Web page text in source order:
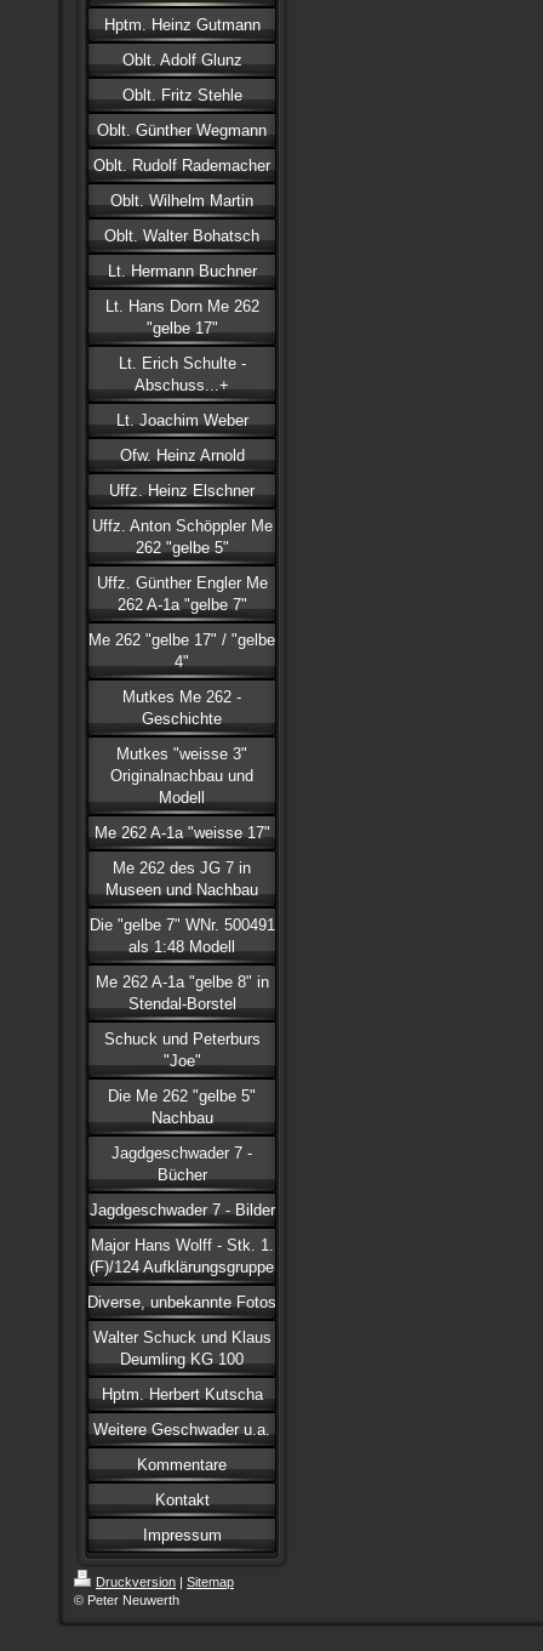
Hptm. Heinz Gutmann
Oblt. Adolf Glunz
Oblt. Fritz Stehle
Oblt. Günther Wegmann
Oblt. Rudolf Rademacher
Oblt. Wilhelm Martin
Oblt. Walter Bohatsch
Lt. Hermann Buchner
Lt. Hans Dorn Me 262
"gelbe 17"
Lt. Erich Schulte -
Abschuss...+
Lt. Joachim Weber
Ofw. Heinz Arnold
Uffz. Heinz Elschner
Uffz. Anton Schöppler Me
262 "gelbe 5"
Uffz. Günther Engler Me
262 A-1a "gelbe 7"
Me 262 "gelbe 17" / "gelbe
4"
Mutkes Me 262 -
Geschichte
Mutkes "weisse 3"
Originalnachbau und
Modell
Me 262 A-1a "weisse 17"
Me 262 des JG 7 in
Museen und Nachbau
Die "gelbe 7" WNr. 500491
als 1:48 Modell
Me 262 A-1a "gelbe 8" in
Stendal-Borstel
Schuck und Peterburs
"Joe"
Die Me 262 "gelbe 5"
Nachbau
Jagdgeschwader 7 -
Bücher
Jagdgeschwader 7 - Bilder
Major Hans Wolff - Stk. 1.
(F)/124 Aufklärungsgruppe
Diverse, unbekannte Fotos
Walter Schuck und Klaus
Deumling KG 100
Hptm. Herbert Kutscha
Weitere Geschwader u.a.
Kommentare
Kontakt
Impressum
Druckversion | Sitemap
© Peter Neuwerth